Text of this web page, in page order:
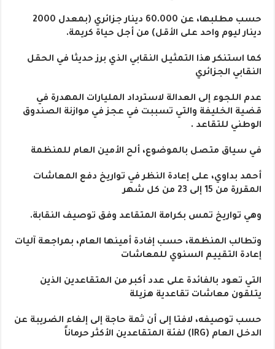
حسب مطلبها، عن 60.000 دينار جزائري (بمعدل 2000
دينار ليوم واحد على الأقل) من أجل حياة كريمة.
كما استنكر هذا التمثيل النقابي الذي برز حديثا في الحقل
النقابي الجزائري
عدم اللجوء إلى العدالة لاسترداد المليارات المهدرة في
قضية الخليفة والتي تسببت في عجز في موازنة الصندوق
الوطني للتقاعد .
في سياق متصل بالموضوع، ألح الأمين العام للمنظمة
أحمد بداوي، على إعادة النظر في تواريخ دفع المعاشات
المقررة من 15 إلى 23 من كل شهر
وهي تواريخ تمس بكرامة المتقاعد وفق توصيف النقابة.
وتطالب المنظمة، حسب إفادة أمينها العام، بمراجعة آليات
إعادة التقييم السنوي للمعاشات
التي تعود بالفائدة على عدد أكبر من المتقاعدين الذين
يتلقون معاشات تقاعدية هزيلة
حسب توصيفه، لافتا إلى أن ثمة حاجة إلى إلغاء الضريبة عن
الدخل العام (IRG) لفئة المتقاعدين الأكثر حرماناً